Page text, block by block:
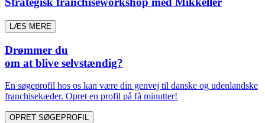
LÆS MERE
Drømmer du
om at blive selvstændig?
En søgeprofil hos os kan være din genvej til danske og udenlandske
franchisekæder. Opret en profil på få minutter!
OPRET SØGEPROFIL